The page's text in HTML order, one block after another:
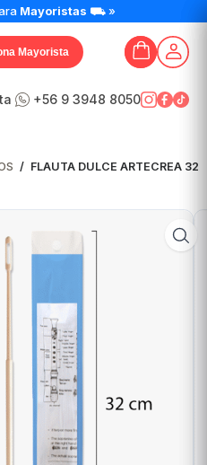
Mayoristas ⛟ »
Mayorista
+56 9 3948 8050
/ FLAUTA DULCE ARTECREA 32